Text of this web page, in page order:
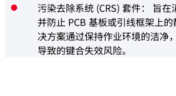
污染去除系统 (CRS) 套件： 旨在
并防止 PCB 基板或引线框架上
决方案通过保持作业环境的洁净
导致的键合失效风险。